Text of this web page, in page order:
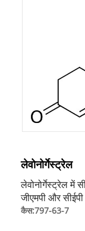
लेवोनोर्गेस्ट्रेल
लेवोनोर्गेस्ट्रेल में
जीएमपी और
कैस:797-63-7